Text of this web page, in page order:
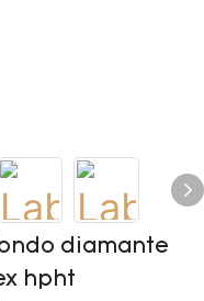
diamante
hpht